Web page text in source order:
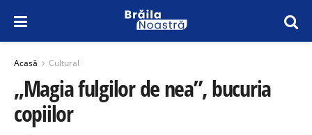
Acasă Cultural
„Magia fulgilor de nea”, bucuria
copiilor